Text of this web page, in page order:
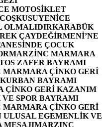
MOTOSİKLET
YENİCE
OLMALIDIRKARABÜK
ÇAYDEĞİRMENİ’NE
ÇOCUK
MARZİNC MARMARA
ZAFER BAYRAMI
MARMARA ÇİNKO GERİ
BAYRAMI
ÇİNKO GERİ KAZANIM
SPOR BAYRAMI
MARMARA ÇİNKO GERİ
ULUSAL EGEMENLİK VE
MESAJIMARZINC